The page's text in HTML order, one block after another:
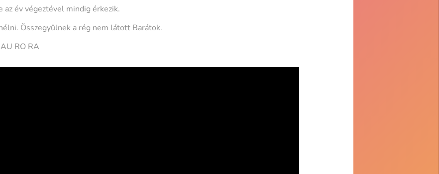
az év végeztével mindig érkezik.
Összegyűlnek a rég nem látott Barátok.
RO RA